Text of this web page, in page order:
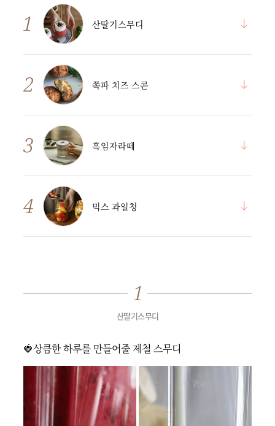
산딸기스무디
쪽파 치즈 스콘
흑임자라떼
믹스 과일청
산딸기스무디
🍓상큼한 하루를 만들어줄 제철 스무디